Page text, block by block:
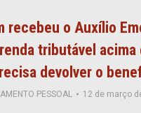
recebeu o Auxílio
tributável acima
devolver o
PESSOAL 12 de março